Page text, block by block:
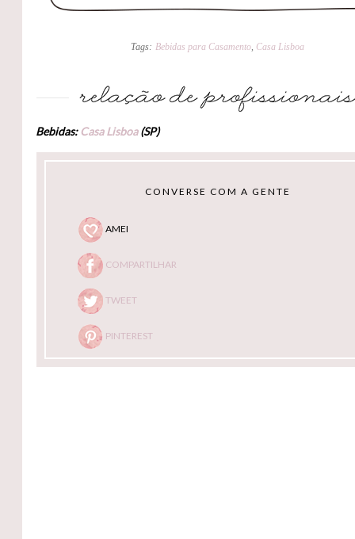
Tags: Bebidas para Casamento Casa Lisboa
Bebidas: Casa Lisboa(SP)
CONVERSE COM A GENTE
AMEI
COMPARTILHAR
TWEET
PINTEREST